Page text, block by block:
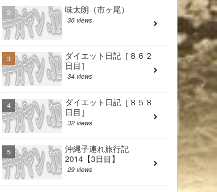
味太朗（市ヶ尾）
36 views
ダイエット日記［８６２
日目］
34 views
ダイエット日記［８５８
日目］
32 views
沖縄子連れ旅行記
2014【3日目】
29 views